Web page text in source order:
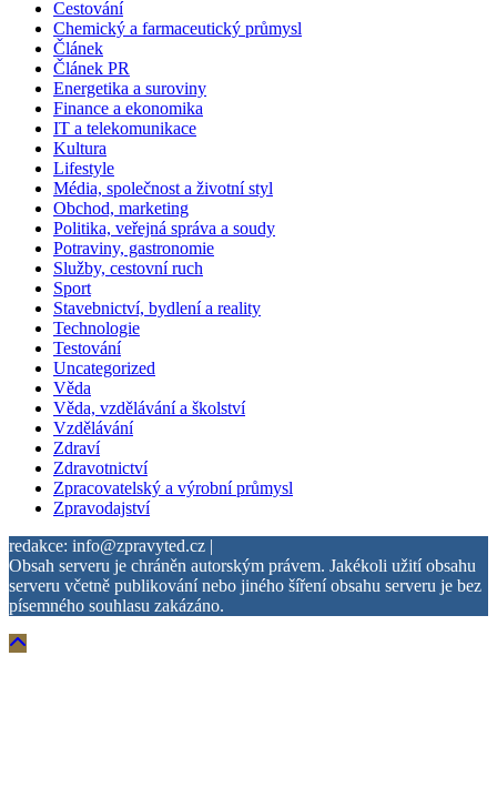
Cestování
Chemický a farmaceutický průmysl
Článek
Článek PR
Energetika a suroviny
Finance a ekonomika
IT a telekomunikace
Kultura
Lifestyle
Média, společnost a životní styl
Obchod, marketing
Politika, veřejná správa a soudy
Potraviny, gastronomie
Služby, cestovní ruch
Sport
Stavebnictví, bydlení a reality
Technologie
Testování
Uncategorized
Věda
Věda, vzdělávání a školství
Vzdělávání
Zdraví
Zdravotnictví
Zpracovatelský a výrobní průmysl
Zpravodajství
redakce: info@zpravyted.cz |
Obsah serveru je chráněn autorským právem. Jakékoli užití obsahu
serveru včetně publikování nebo jiného šíření obsahu serveru je bez
písemného souhlasu zakázáno.